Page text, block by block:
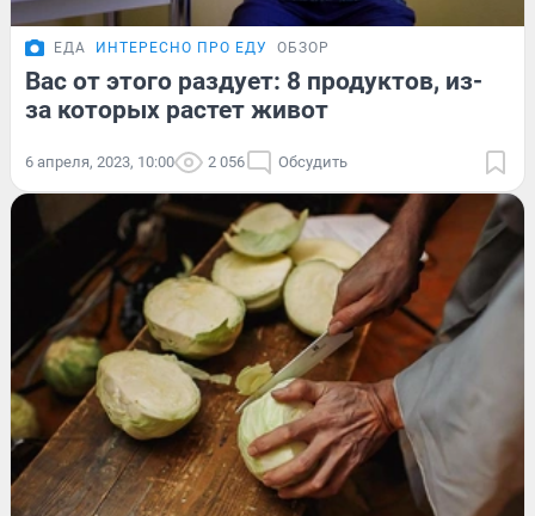
ЕДА ИНТЕРЕСНО ПРО ЕДУ ОБЗОР
Вас от этого раздует: 8 продуктов, из-
за которых растет живот
6 апреля, 2023, 10:00 2 056 Обсудить